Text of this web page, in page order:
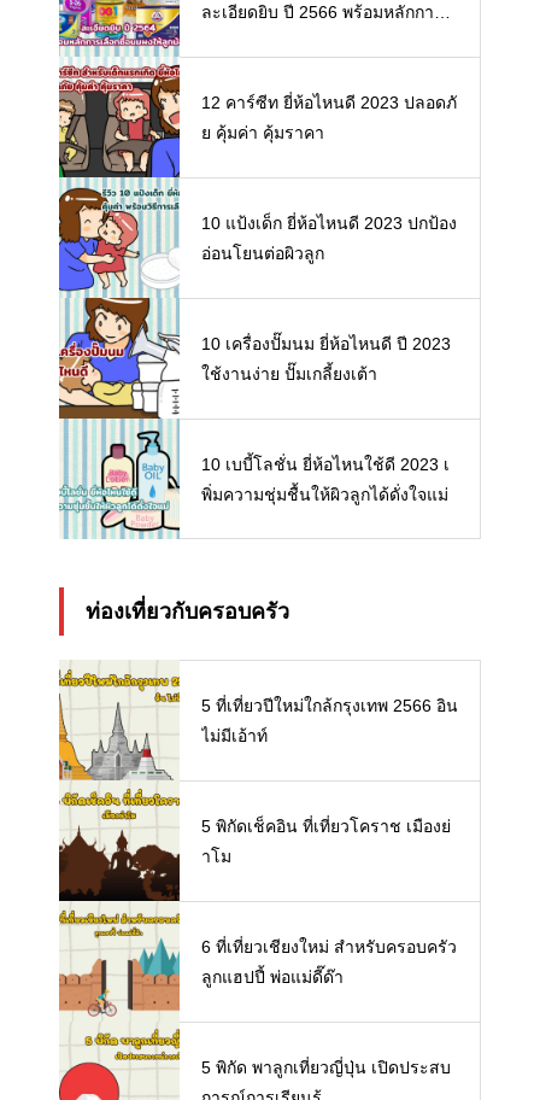
ละเอียดยิบ ปี 2566 พร้อมหลักการเ
12 คาร์ซีท ยี่ห้อไหนดี 2023 ปลอดภั
ย คุ้มค่า คุ้มราคา
10 แป้งเด็ก ยี่ห้อไหนดี 2023 ปกป้อง
อ่อนโยนต่อผิวลูก
10 เครื่องปั๊มนม ยี่ห้อไหนดี ปี 2023
ใช้งานง่าย ปั๊มเกลี้ยงเต้า
10 เบบี้โลชั่น ยี่ห้อไหนใช้ดี 2023 เ
พิ่มความชุ่มชื้นให้ผิวลูกได้ดั่งใจแม่
ท่องเที่ยวกับครอบครัว
5 ที่เที่ยวปีใหม่ใกล้กรุงเทพ 2566 อิน
ไม่มีเอ้าท์
5 พิกัดเช็คอิน ที่เที่ยวโคราช เมืองย่
าโม
6 ที่เที่ยวเชียงใหม่ สำหรับครอบครัว
ลูกแฮปปี้ พ่อแม่ดี๊ด๊า
5 พิกัด พาลูกเที่ยวญี่ปุ่น เปิดประสบ